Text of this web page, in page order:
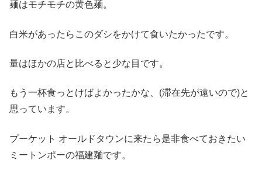
麺はモチモチの黄色麺。
白米があったらこのダシをかけて食いたかったです。
量はほかの店と比べると少な目です。
もう一杯食っとけばよかったかな、(滞在先が遠いので)と
思っています。
プーケット オールドタウンに来たら是非食べておきたい
ミートンポーの福建麺です。